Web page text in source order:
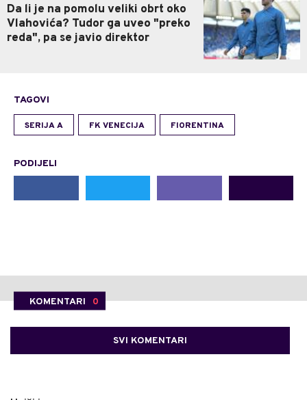
Da li je na pomolu veliki obrt oko
Vlahovića? Tudor ga uveo "preko
reda", pa se javio direktor
TAGOVI
SERIJA A FK VENECIJA FIORENTINA
PODIJELI
KOMENTARI 0
SVI KOMENTARI